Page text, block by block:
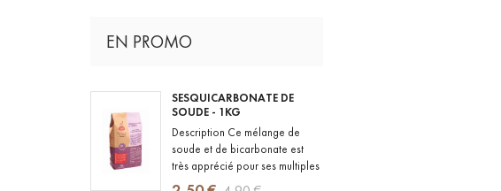
EN PROMO
SESQUICARBONATE DE
SOUDE - 1KG
Description Ce mélange de
soude et de bicarbonate est
très apprécié pour ses multiples
usages. Il adoucit l'eau,